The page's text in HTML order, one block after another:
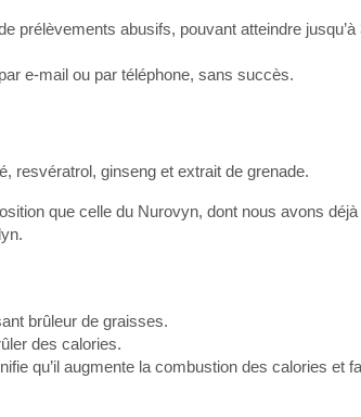
prélèvements abusifs, pouvant atteindre
e-mail ou par téléphone, sans succès.
resvératrol, ginseng et extrait de grenade.
que celle du Nurovyn, dont nous avons déjà
brûleur de graisses.
des calories.
qu’il augmente la combustion des calories et